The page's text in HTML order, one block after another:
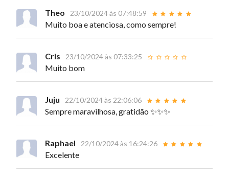
Theo 23/10/2024 às 07:48:59
Muito boa e atenciosa, como sempre!
Cris 23/10/2024 às 07:33:25
Muito bom
Juju 22/10/2024 às 22:06:06
Sempre maravilhosa, gratidão ✨✨✨
Raphael 22/10/2024 às 16:24:26
Excelente